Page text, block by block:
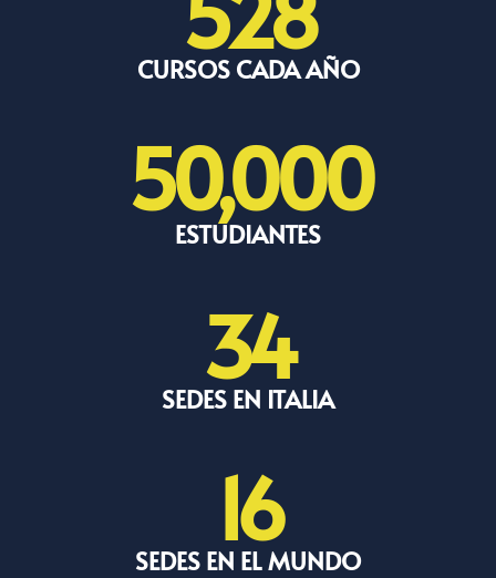
CURSOS CADA AÑO
ESTUDIANTES
50,000
SEDES EN ITALIA
34
SEDES EN EL MUNDO
16